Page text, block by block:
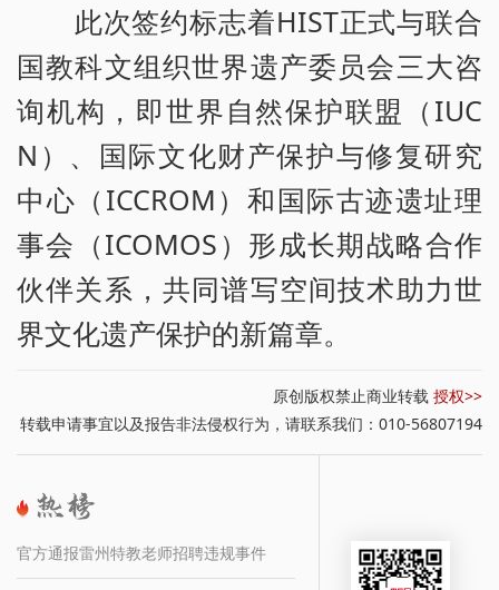
此次签约标志着HIST正式与联合
国教科文组织世界遗产委员会三大咨
询机构，即世界自然保护联盟（IUC
N）、国际文化财产保护与修复研究
中心（ICCROM）和国际古迹遗址理
事会（ICOMOS）形成长期战略合作
伙伴关系，共同谱写空间技术助力世
界文化遗产保护的新篇章。
原创版权禁止商业转载 授权>>
转载申请事宜以及报告非法侵权行为，请联系我们：010-56807194
官方通报雷州特教老师招聘违规事件